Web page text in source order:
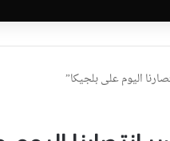
اليوم على بلجيكا”